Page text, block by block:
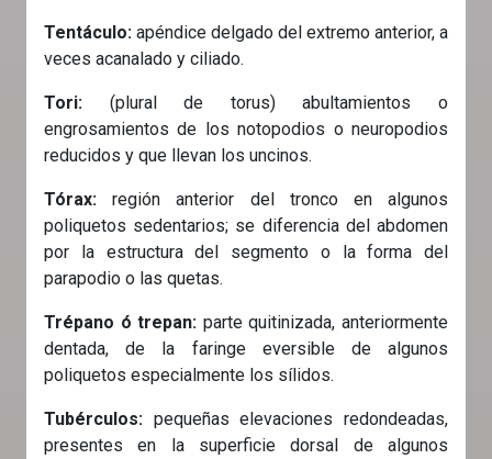
Tentáculo: apéndice delgado del extremo anterior, a
veces acanalado y ciliado.
Tori: (plural de torus) abultamientos o
engrosamientos de los notopodios o neuropodios
reducidos y que llevan los uncinos.
Tórax: región anterior del tronco en algunos
poliquetos sedentarios; se diferencia del abdomen
por la estructura del segmento o la forma del
parapodio o las quetas.
Trépano ó trepan: parte quitinizada, anteriormente
dentada, de la faringe eversible de algunos
poliquetos especialmente los sílidos.
Tubérculos: pequeñas elevaciones redondeadas,
presentes en la superficie dorsal de algunos